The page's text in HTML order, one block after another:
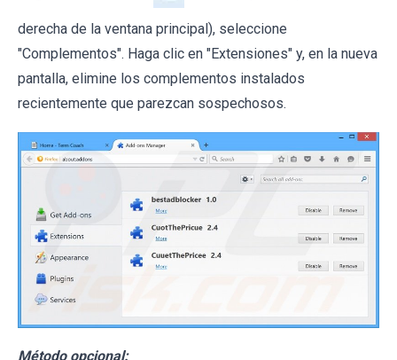
derecha de la ventana principal), seleccione
"Complementos". Haga clic en "Extensiones" y, en la nueva
pantalla, elimine los complementos instalados
recientemente que parezcan sospechosos.
Método opcional: